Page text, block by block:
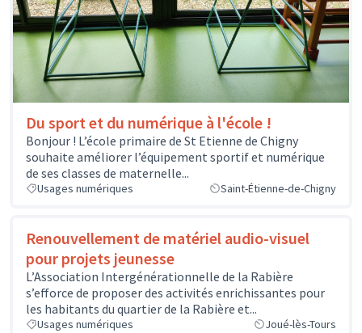
Du sport et du numérique à l'école !
Bonjour ! L’école primaire de St Etienne de Chigny
souhaite améliorer l’équipement sportif et numérique
de ses classes de maternelle...
Usages numériques Saint-Étienne-de-Chigny
Renouvellement de matériel audio-visuel
pour projets jeunesse
L’Association Intergénérationnelle de la Rabière
s’efforce de proposer des activités enrichissantes pour
les habitants du quartier de la Rabière et...
Usages numériques Joué-lès-Tours